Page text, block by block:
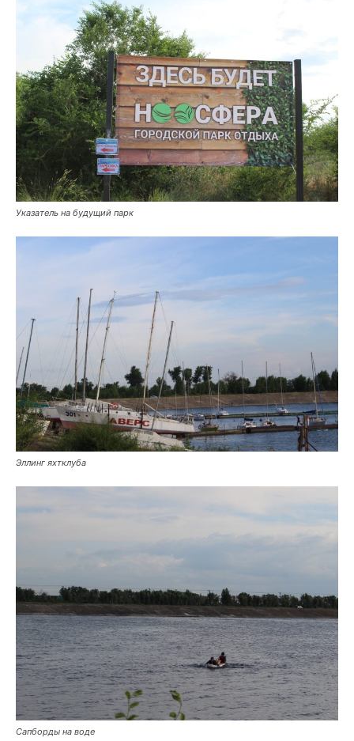
Указатель на будущий парк
Эллинг яхтклуба
Сапборды на воде